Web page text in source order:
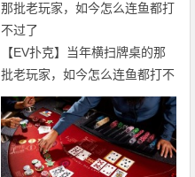
【EV扑克】当年横扫牌桌的那
批老玩家，如今怎么连鱼都打不
过了